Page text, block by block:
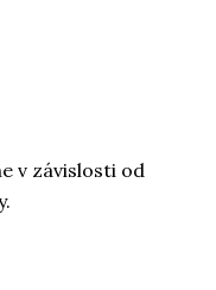
v závislosti od